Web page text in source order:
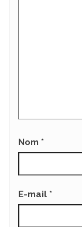
Nom *
E-mail *